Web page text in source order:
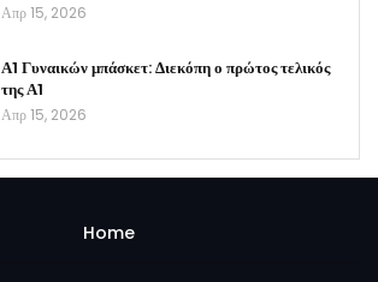
Απρ 15, 2026
Α1 Γυναικών μπάσκετ: Διεκόπη ο πρώτος τελικός
της Α1
Απρ 15, 2026
Home